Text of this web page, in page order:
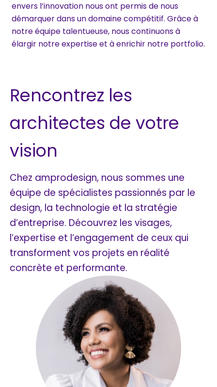
envers l’innovation nous ont permis de nous
démarquer dans un domaine compétitif. Grâce à
notre équipe talentueuse, nous continuons à
élargir notre expertise et à enrichir notre portfolio.
Rencontrez les
architectes de votre
vision
Chez amprodesign, nous sommes une
équipe de spécialistes passionnés par le
design, la technologie et la stratégie
d’entreprise. Découvrez les visages,
l’expertise et l’engagement de ceux qui
transforment vos projets en réalité
concrète et performante.